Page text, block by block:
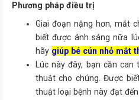
Phương pháp điều trị
Giai đoạn nặng hơn, mắt
biết được ánh sáng nữa
hãy giúp bé cún nhỏ mắt
Lúc này đây, bạn cần
thuật cho chúng. Được
thuật loại bệnh này đạt đến